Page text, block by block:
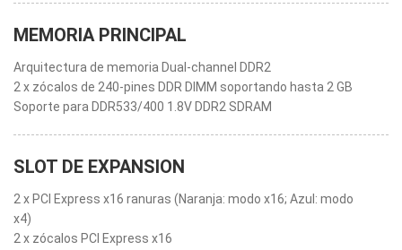
MEMORIA PRINCIPAL
Arquitectura de memoria Dual-channel DDR2
2 x zócalos de 240-pines DDR DIMM soportando hasta 2 GB
Soporte para DDR533/400 1.8V DDR2 SDRAM
SLOT DE EXPANSION
2 x PCI Express x16 ranuras (Naranja: modo x16; Azul: modo
x4)
2 x zócalos PCI Express x16